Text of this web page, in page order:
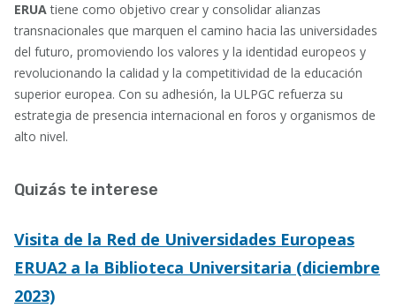
ERUAtiene como objetivo crear y consolidar alianzas
transnacionales que marquen el camino hacia las universidades
del futuro, promoviendo los valores y la identidad europeos y
revolucionando la calidad y la competitividad de la educación
superior europea. Con su adhesión, la ULPGC refuerza su
estrategia de presencia internacional en foros y organismos de
alto nivel.
Quizás te interese
Visita de la Red de Universidades Europeas
ERUA2 a la Biblioteca Universitaria (diciembre
2023)